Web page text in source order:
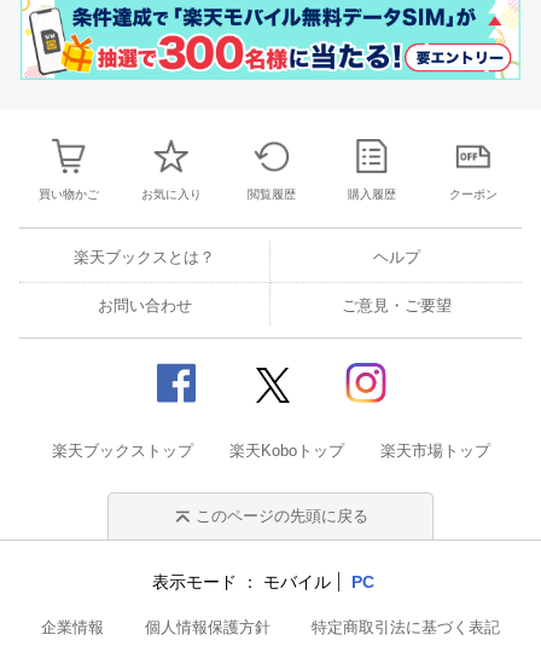
買い物かご お気に入り 閲覧履歴 購入履歴 クーポン
楽天ブックスとは？ ヘルプ
お問い合わせ ご意見・ご要望
楽天ブックストップ 楽天Koboトップ 楽天市場トップ
このページの先頭に戻る
表示モード モバイル PC
企業情報 個人情報保護方針 特定商取引法に基づく表記